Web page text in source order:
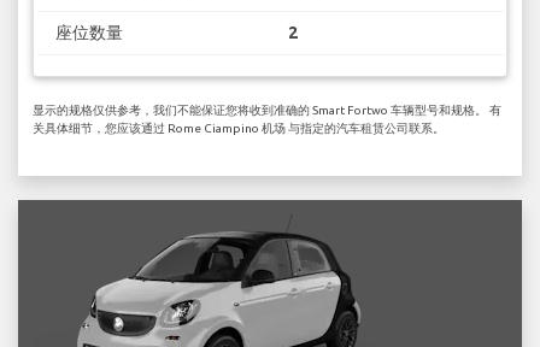
座位数量 2
显示的规格仅供参考，我们不能保证您将收到准确的 Smart Fortwo 车辆型号和规格。 有
关具体细节，您应该通过 Rome Ciampino 机场 与指定的汽车租赁公司联系。